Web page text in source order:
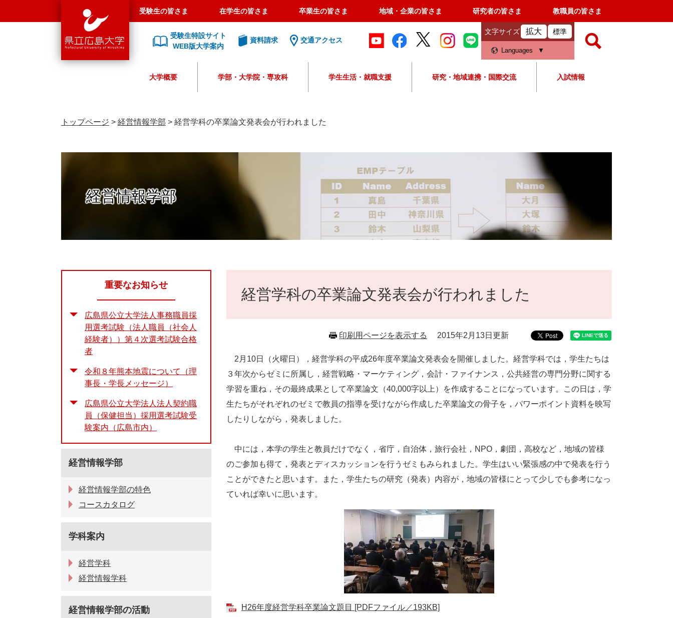
島
大
受験生の皆さま 在学生の皆さま 卒業生の皆さま 地域・企業の皆さま 研究者の皆さま 教職員の皆さま
受験生特設サイト
WEB版大学案内
資料請求 交通アクセス
文字サイズ 拡大 標準
Languages
e
ス
タ
ム
検
索
大学概要 学部・大学院・専攻科 学生生活・就職支援 研究・地域連携・国際交流 入試情報
トップページ > 経営情報学部 > 経営学科の卒業論文発表会が行われました
経営情報学部
経営学科の卒業論文発表会が行われました
印刷用ページを表示する 2015年2月13日更新
2月10日（火曜日），経営学科の平成26年度卒業論文発表会を開催しました。経営学科では，学生たちは
３年次からゼミに所属し，経営戦略・マーケティング，会計・ファイナンス，公共経営の専門分野に関する
学習を重ね，その最終成果として卒業論文（40,000字以上）を作成することになっています。この日は，学
生たちがそれぞれのゼミで教員の指導を受けながら作成した卒業論文の骨子を，パワーポイント資料を映写
したりしながら，発表しました。
中には，本学の学生と教員だけでなく，省庁，自治体，旅行会社，NPO，劇団，高校など，地域の皆様
のご参加も得て，発表とディスカッションを行うゼミもみられました。学生はいい緊張感の中で発表を行う
ことができたと思います。また，学生たちの研究（発表）内容が，地域の皆様にとって少しでも参考になっ
ていれば幸いに思います。
H26年度経営学科卒業論文題目 [PDFファイル／193KB]
重要なお知らせ
広島県公立大学法人事務職員採
用選考試験（法人職員（社会人
経験者））第４次選考試験合格
者
令和８年熊本地震について（理
事長・学長メッセージ）
広島県公立大学法人法人契約職
員（保健担当）採用選考試験受
験案内（広島市内）
経営情報学部
経営情報学部の特色
コースカタログ
学科案内
経営学科
経営情報学科
経営情報学部の活動